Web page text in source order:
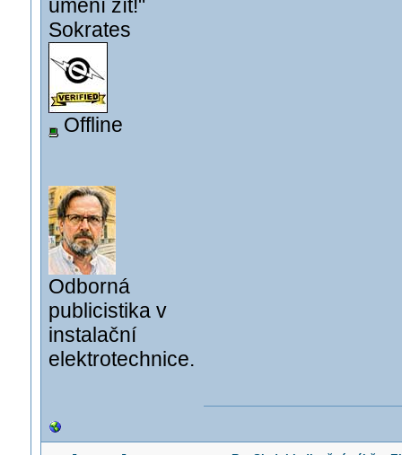
umění žít!"
Sokrates
Offline
Odborná
publicistika v
instalační
elektrotechnice.